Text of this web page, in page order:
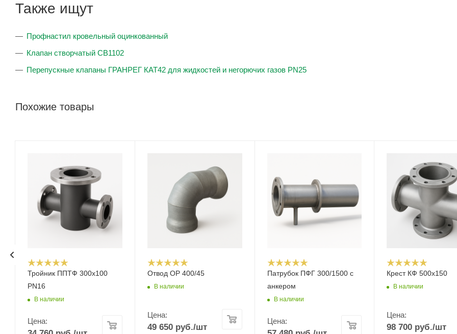
Также ищут
Профнастил кровельный оцинкованный
Клапан створчатый CB1102
Перепускные клапаны ГРАНРЕГ КАТ42 для жидкостей и негорючих газов PN25
Похожие товары
Тройник ППТФ 300х100
PN16
В наличии
Цена:
Отвод ОР 400/45
В наличии
Цена:
49 650руб./шт
Патрубок ПФГ 300/1500 с
анкером
В наличии
Цена:
Крест КФ 500х150
В наличии
Цена:
98 700 руб./шт